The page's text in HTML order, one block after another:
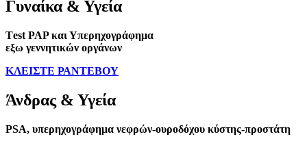
Γυναίκα & Υγεία
Τest PAP και Υπερηχογράφημα
εξω γεννητικών οργάνων
ΚΛΕΙΣΤΕ ΡΑΝΤΕΒΟΥ
Άνδρας & Υγεία
PSA, υπερηχογράφημα νεφρών-ουροδόχου κύστης-προστάτη